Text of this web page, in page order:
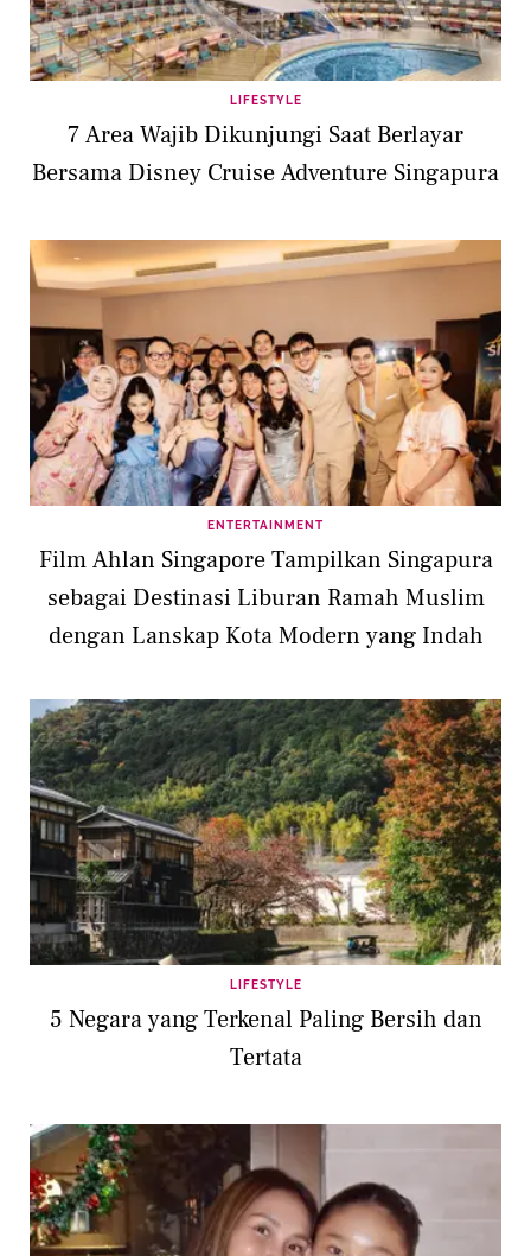
LIFESTYLE
7 Area Wajib Dikunjungi Saat Berlayar
Bersama Disney Cruise Adventure Singapura
ENTERTAINMENT
Film Ahlan Singapore Tampilkan Singapura
sebagai Destinasi Liburan Ramah Muslim
dengan Lanskap Kota Modern yang Indah
LIFESTYLE
5 Negara yang Terkenal Paling Bersih dan
Tertata